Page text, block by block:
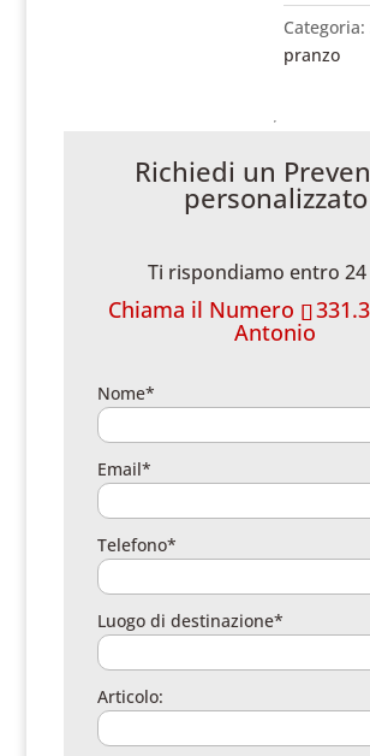
Categoria:
pranzo
Richiedi un
personalizzato
Ti rispondiamo entro
Chiama il Numero
Antonio
Nome*
Email*
Telefono*
Luogo di destinazione*
Articolo: